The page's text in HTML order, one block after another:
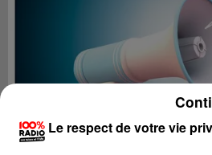
Le respect de votre vie